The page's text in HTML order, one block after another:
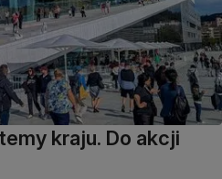
kraju. Do akcji